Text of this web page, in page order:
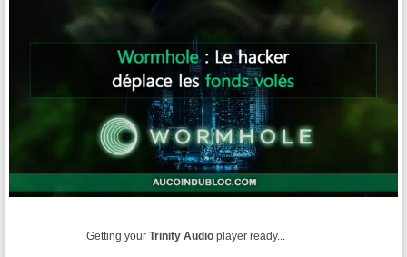
Getting your Trinity Audio player ready...